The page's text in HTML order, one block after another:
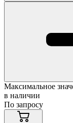
Максимальное
в наличии
По запросу